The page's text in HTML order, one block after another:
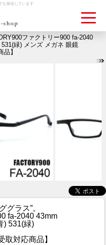
も発信しています
情報
ファクトリー900 fa-2040
緑) メンズ メガネ 眼鏡
】
グラス”。
fa-2040 43mm
) 531(緑)
取対応商品】